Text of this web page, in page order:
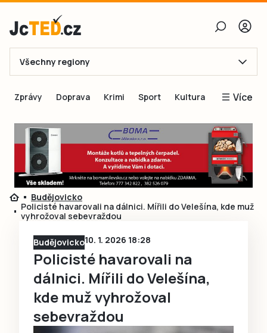
E-mail
Obnovit heslo
Přihlásit se
Přihlásit se přes Facebook
Všechny regiony
Zprávy Doprava Krimi Sport Kultura Více
Blogy
Inspirace
Čtenáři píší
Speciální přílohy
Budějovicko
Policisté havarovali na dálnici. Mířili do Velešína, kde muž
vyhrožoval sebevraždou
Budějovicko10. 1. 2026 18:28
Policisté havarovali na
dálnici. Mířili do Velešína,
kde muž vyhrožoval
sebevraždou